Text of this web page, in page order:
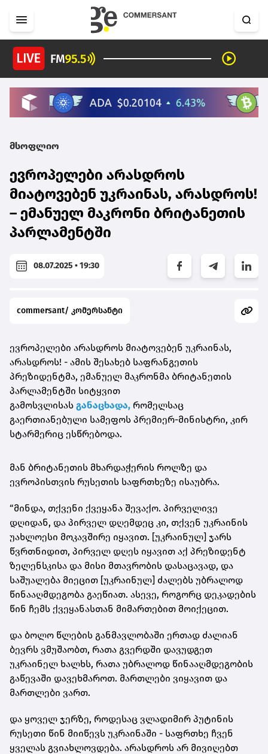
მსოფლიო
ევროპელები არასდროს
მიატოვებენ უკრაინას, არასდროს!
– ემანუელ მაკრონი ბრიტანეთის
პარლამენტში
08.07.2025 • 19:30
commersant/ კომერსანტი
ევროპელები არასდროს მიატოვებენ უკრაინას,
არასდროს! - ამის შესახებ საფრანგეთის
პრეზიდენტმა, ემანუელ მაკრონმა ბრიტანეთის
პარლამენტში სიტყვით
გამოსვლისას განაცხადა, რომელსაც
გაერთიანებული სამეფოს პრემიერ-მინისტრი, კირ
სტარმერიც ესწრებოდა.
მან ბრიტანეთის მხარდაჭერის როლზე და
ევროპისთვის რუსეთის საფრთხეზე ისაუბრა.
“მინდა, თქვენი ქვეყანა შევაქო. პირველივე
დღიდან, და პირველ დღემდეც კი, თქვენ უკრაინის
უახლოესი მოკავშირე იყავით. [უკრაინულ] ჯარს
წვრთნიდით, პირველ დღეს იყავით აქ პრეზიდენტ
ზელენსკისა და მისი მთავრობის დასაცავად, და
საშუალება მიეცით [უკრაინულ] ძალებს უბრალოდ
წინააღმდეგობა გაეწიათ. ასევე, როგორც დეკადების
წინ ჩემს ქვეყანასთან მიმართებით მოიქეცით.
და ბოლო წლების განმავლობაში ერთად ძალიან
ბევრს ვმუშაობთ, რათა გვერდში დავუდგეთ
უკრაინელ ხალხს, რათა უბრალოდ წინააღმდეგობის
გაწევაში დავეხმაროთ. მართლები ვიყავით და
მართლები ვართ.
და ყოველ ჯერზე, როდესაც ვლადიმირ პუტინის
რუსეთი წინ მიიწევს უკრაინაში - საფრთხე ჩვენ
ყველას გვიახლოვდება. არასდროს არ მივიღებთ